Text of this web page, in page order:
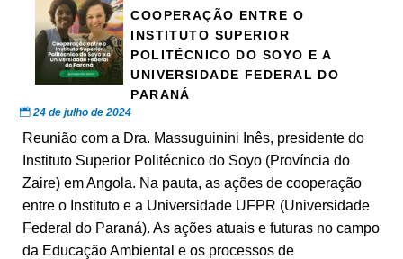
COOPERAÇÃO ENTRE O
INSTITUTO SUPERIOR
POLITÉCNICO DO SOYO E A
UNIVERSIDADE FEDERAL DO
PARANÁ
24 de julho de 2024
Reunião com a Dra. Massuguinini Inês, presidente do
Instituto Superior Politécnico do Soyo (Província do
Zaire) em Angola. Na pauta, as ações de cooperação
entre o Instituto e a Universidade UFPR (Universidade
Federal do Paraná). As ações atuais e futuras no campo
da Educação Ambiental e os processos de